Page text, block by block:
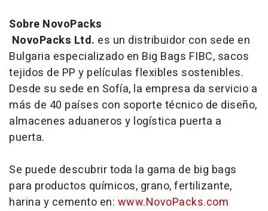
Sobre NovoPacks
NovoPacks Ltd. es un distribuidor con sede en
Bulgaria especializado en Big Bags FIBC, sacos
tejidos de PP y películas flexibles sostenibles.
Desde su sede en Sofía, la empresa da servicio a
más de 40 países con soporte técnico de diseño,
almacenes aduaneros y logística puerta a
puerta.
Se puede descubrir toda la gama de big bags
para productos químicos, grano, fertilizante,
harina y cemento en: www.NovoPacks.com